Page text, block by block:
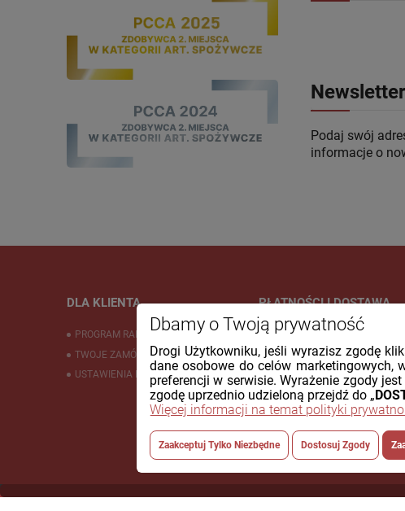
Newsletter
Podaj swój
informacje o
DLA KLIENTA
PROGRAM RABATOWY
TWOJE ZAMÓWIENIA
USTAWIENIA KONTA
PŁATNOŚCI I DOSTAWA
CZAS DOSTAWY
KOSZTY WYSYŁKI
FORMY PŁATNOŚCI
Dbamy o Twoją prywatność
Drogi Użytkowniku, jeśli wyrazisz zgodę
dane osobowe do celów marketingowych,
preferencji w serwisie. Wyrażenie zgody
zgodę uprzednio udzieloną przejdź do „
Więcej informacji na temat polityki
Zaakceptuj Tylko Niezbędne Dostosuj Zgody